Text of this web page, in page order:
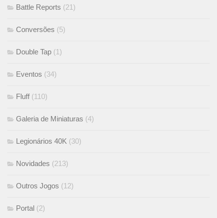
Battle Reports (21)
Conversões (5)
Double Tap (1)
Eventos (34)
Fluff (110)
Galeria de Miniaturas (4)
Legionários 40K (30)
Novidades (213)
Outros Jogos (12)
Portal (2)